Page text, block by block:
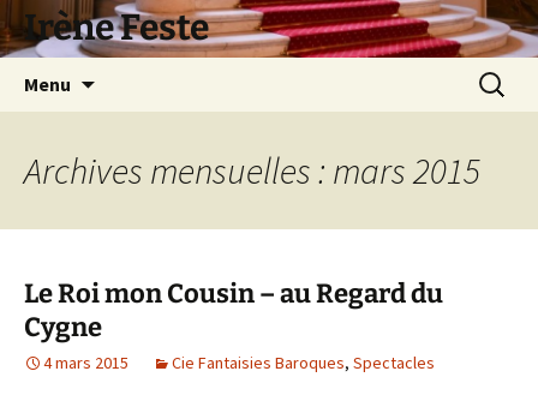
Aller
au Irène Feste
Menu
Archives mensuelles : mars 2015
Le Roi mon Cousin – au Regard du
Cygne
4 mars 2015 Cie Fantaisies Baroques, Spectacles